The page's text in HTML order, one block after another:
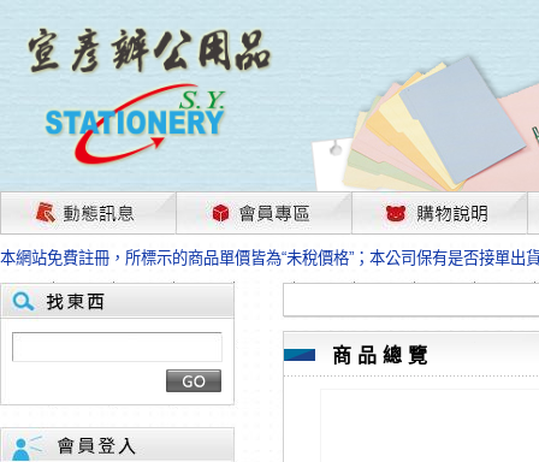
茲因國際情勢變化石油及塑化原物料波動漲幅甚大，部份上游供應商已採取
本網站免費註冊，所標示的商品單價皆為“未稅價格”；本公司保有是否接單出
HP、EPSON、CANON原廠耗材價格浮動，下單前請先跟客服人員確認最新
本網站免費註冊，所標示的商品單價皆為“未稅價格”；本公司保有是否接單出
匯款客戶請注意！因商品繁複來不及發現短缺，遂待客服人員跟您確認訂單
本網站免費註冊，所標示的商品單價皆為“未稅價格”；本公司保有是否接單出
茲因國際情勢變化石油及塑化原物料波動漲幅甚大，部份上游供應商已採取
本網站免費註冊，所標示的商品單價皆為“未稅價格”；本公司保有是否接單出
HP、EPSON、CANON原廠耗材價格浮動，下單前請先跟客服人員確認最新
本網站免費註冊，所標示的商品單價皆為“未稅價格”；本公司保有是否接單出
商品總覽